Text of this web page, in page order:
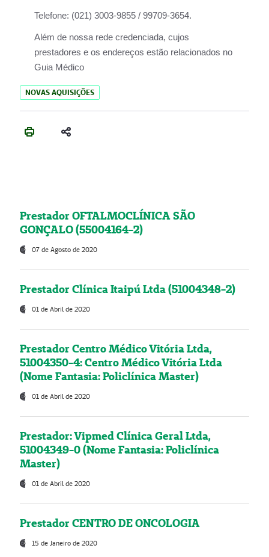
Telefone: (021) 3003-9855 / 99709-3654.
Além de nossa rede credenciada, cujos
prestadores e os endereços estão relacionados no
Guia Médico
NOVAS AQUISIÇÕES
Prestador OFTALMOCLÍNICA SÃO
GONÇALO (55004164-2)
07 de Agosto de 2020
Prestador Clínica Itaipú Ltda (51004348-2)
01 de Abril de 2020
Prestador Centro Médico Vitória Ltda,
51004350-4: Centro Médico Vitória Ltda
(Nome Fantasia: Policlínica Master)
01 de Abril de 2020
Prestador: Vipmed Clínica Geral Ltda,
51004349-0 (Nome Fantasia: Policlínica
Master)
01 de Abril de 2020
Prestador CENTRO DE ONCOLOGIA
15 de Janeiro de 2020